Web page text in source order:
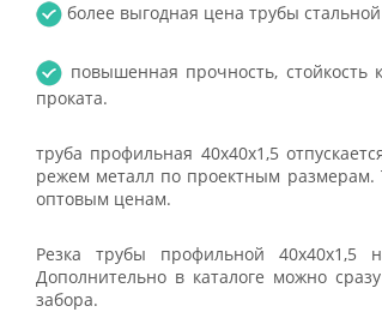
более выгодная цена трубы
повышенная прочность, стойкость
проката.
труба профильная 40х40х1,5
режем металл по проектным размерам.
оптовым ценам.
Резка трубы профильной
Дополнительно в каталоге можно
забора.